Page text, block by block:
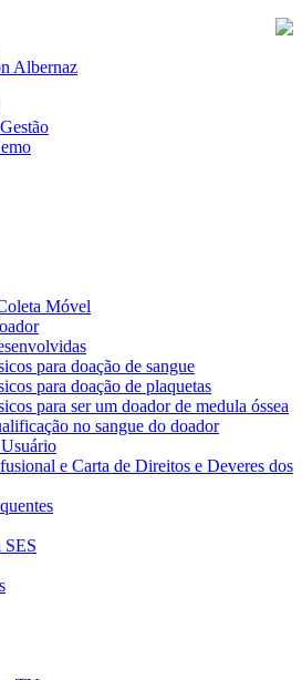
Albernaz
Móvel
para doação de sangue
para doação de plaquetas
para ser um doador de medula óssea
no sangue do doador
e Carta de Direitos e Deveres dos
SES